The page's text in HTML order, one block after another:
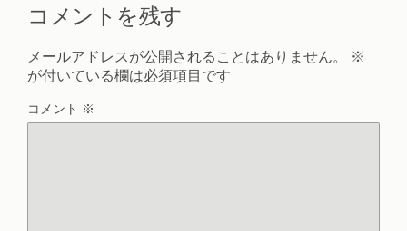
コメントを残す
メールアドレスが公開されることはありません。
※
が付いている欄は必須項目です
コメント ※